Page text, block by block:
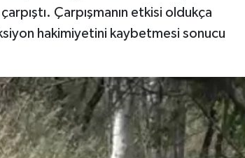
Çarpışmanın etkisi oldukça
hakimiyetini kaybetmesi sonucu